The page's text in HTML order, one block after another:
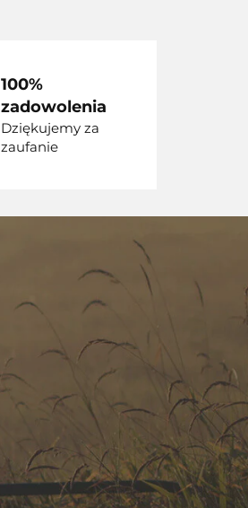
100%
zadowolenia
Dziękujemy za
zaufanie